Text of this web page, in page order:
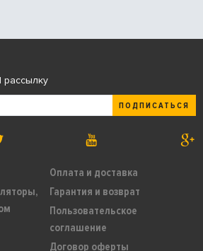
Оплата и доставка
Гарантия и возврат
Пользовательское
соглашение
Договор оферты
рассылку
ПОДПИСАТЬСЯ